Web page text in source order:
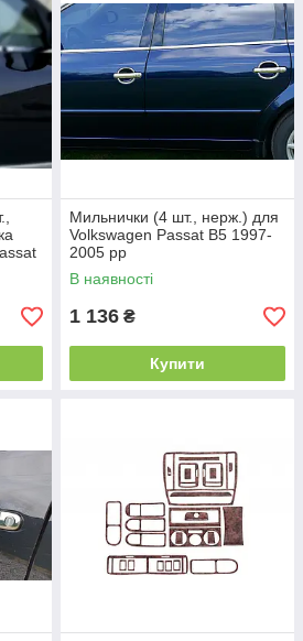
Мильнички (4 шт., нерж.) для
Volkswagen Passat B5 1997-
2005 рр
В наявності
1 136 ₴
Купити